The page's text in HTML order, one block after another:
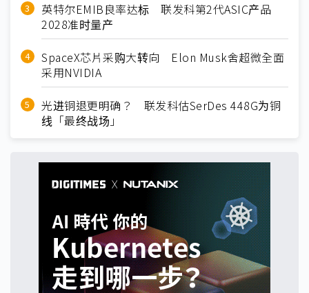
英特尔EMIB良率达标 联发科第2代ASIC产品
2028准时量产
SpaceX芯片采购大转向 Elon Musk舍超微全面
采用NVIDIA
光进铜退更明确？ 联发科估SerDes 448G为铜
线「最终战场」